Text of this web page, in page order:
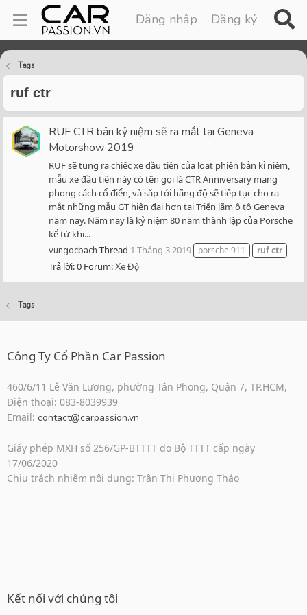
Đăng nhập Đăng ký
Tags
ruf ctr
RUF CTR bản kỷ niệm sẽ ra mắt tại Geneva
Motorshow 2019
RUF sẽ tung ra chiếc xe đầu tiên của loạt phiên bản kỉ niệm,
mẫu xe đầu tiên này có tên gọi là CTR Anniversary mang
phong cách cổ điển, và sắp tới hãng độ sẽ tiếp tục cho ra
mắt những mẫu GT hiện đại hơn tại Triển lãm ô tô Geneva
năm nay. Năm nay là kỷ niệm 80 năm thành lập của Porsche
kể từ khi...
vungocbach Thread 1 Tháng 3 2019 porsche 911 rufctr
Trả lời: 0 Forum:Xe Độ
Tags
Công Ty Cổ Phần Car Passion
460/6/11 Lê Văn Lương, phường Tân Phong, Quận 7, TP.HCM,
Điện thoại: 083-8039939
Email: contact@carpassion.vn
Giấy phép MXH số 256/GP-BTTTT do Bộ TTTT cấp ngày
17/06/2020
Chịu trách nhiệm nội dung: Trần Thị Phương Thảo
Kết nối với chúng tôi